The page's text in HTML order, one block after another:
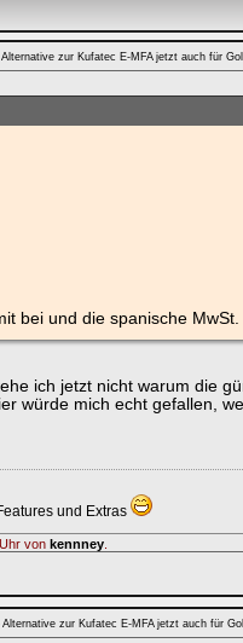
zur Kufatec E-MFA jetzt auch für
bei und die spanische
ich jetzt nicht warum die
würde mich echt gefallen,
und Extras
von kennney
zur Kufatec E-MFA jetzt auch für